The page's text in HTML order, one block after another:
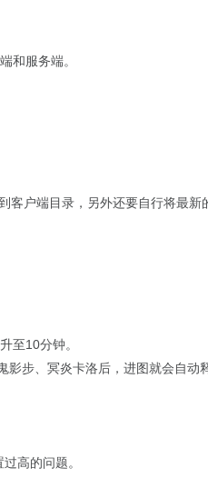
和服务端。
户端目录，另外还要自行将最新
至10分钟。
步、冥炎卡洛后，进图就会自动
高的问题。